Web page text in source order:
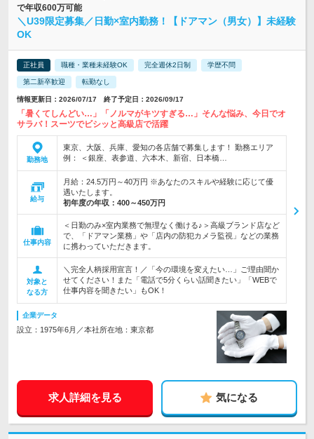
で年収600万可能
＼U39限定募集／日勤×室内勤務！【ドアマン（男女）】未経験
OK
正社員 職種・業種未経験OK 完全週休2日制 学歴不問
第二新卒歓迎 転勤なし
情報更新日：2026/07/17 終了予定日：2026/09/17
「暑くてしんどい…」「ノルマがキツすぎる…」そんな悩み、今日でオ
サラバ！スーツでビシッと高級店で活躍
勤務地
東京、大阪、兵庫、愛知の各店舗で募集します！ 勤務エリア
例： ＜銀座、表参道、六本木、新宿、日本橋…
給与
月給：24.5万円～40万円 ※あなたのスキルや経験に応じて優
遇いたします。
初年度の年収： 400～450万円
仕事内容
＜日勤のみ×室内業務で無理なく働ける♪＞高級ブランド店など
で、「ドアマン業務」や「店内の防犯カメラ監視」などの業務
に携わっていただきます。
対象と
なる方
＼完全人柄採用宣言！／「今の環境を変えたい…」ご理由聞か
せてください！また「電話で5分くらい話聞きたい」「WEBで
仕事内容を聞きたい」もOK！
企業データ
設立：1975年6月／本社所在地：東京都
求人詳細を見る 気になる